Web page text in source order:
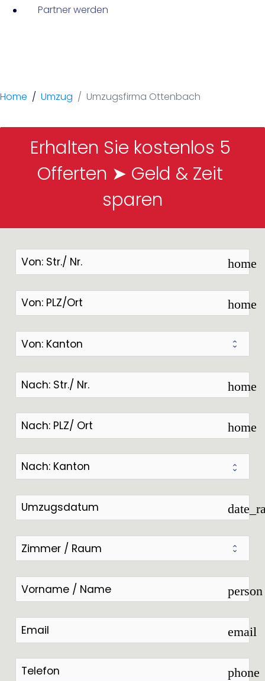
Partner werden
Home Umzug Umzugsfirma Ottenbach
Erhalten Sie kostenlos 5
Offerten ➤ Geld & Zeit
sparen
home
home
home
home
person
email
phone